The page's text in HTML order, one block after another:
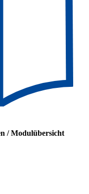
/ Modulübersicht